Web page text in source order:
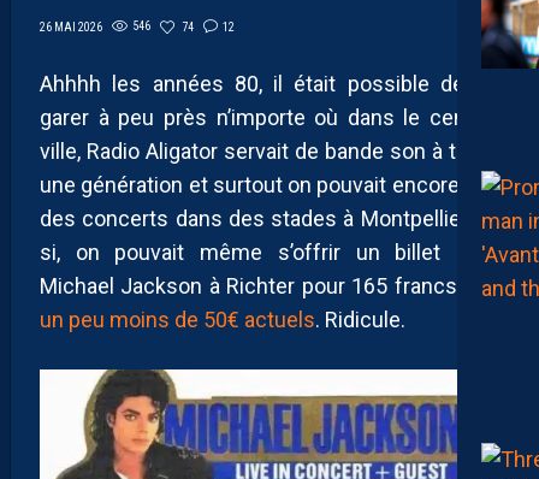
26 MAI 2026 546 74 12
Ahhhh les années 80, il était possible de se
garer à peu près n’importe où dans le centre-
ville, Radio Aligator servait de bande son à toute
une génération et surtout on pouvait encore voir
des concerts dans des stades à Montpellier. Si,
si, on pouvait même s’offrir un billet pour
Michael Jackson à Richter pour 165 francs soit
un peu moins de 50€ actuels. Ridicule.